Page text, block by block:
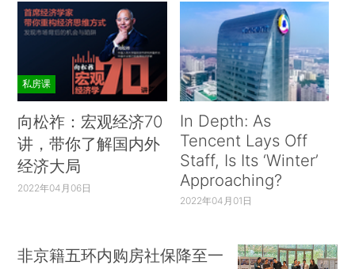
私房课
向松祚：宏观经济70
讲，带你了解国内外
经济大局
2022年04月06日
In Depth: As
Tencent Lays Off
Staff, Is Its ‘Winter’
Approaching?
2022年04月01日
非京籍五环内购房社保降至一